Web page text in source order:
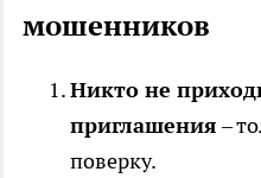
мошенников
Никто не
приглашения–
поверку.